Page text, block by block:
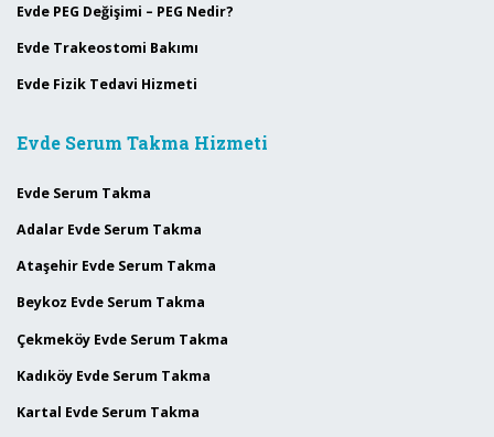
Evde PEG Değişimi – PEG Nedir?
Evde Trakeostomi Bakımı
Evde Fizik Tedavi Hizmeti
Evde Serum Takma Hizmeti
Evde Serum Takma
Adalar Evde Serum Takma
Ataşehir Evde Serum Takma
Beykoz Evde Serum Takma
Çekmeköy Evde Serum Takma
Kadıköy Evde Serum Takma
Kartal Evde Serum Takma